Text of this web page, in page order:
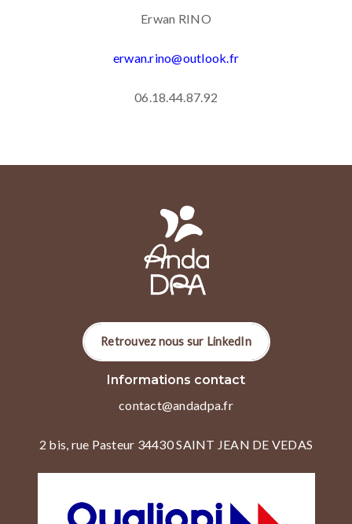
Erwan RINO
erwan.rino@outlook.fr
06.18.44.87.92
Retrouvez nous sur LinkedIn
Informations contact
contact@andadpa.fr
2 bis, rue Pasteur 34430 SAINT JEAN DE VEDAS